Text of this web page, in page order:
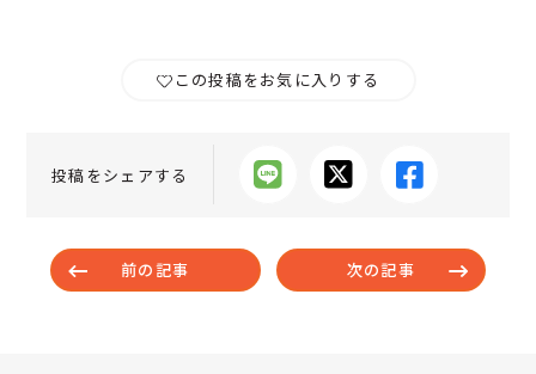
この投稿をお気に入りする
投稿をシェアする
前の記事 次の記事